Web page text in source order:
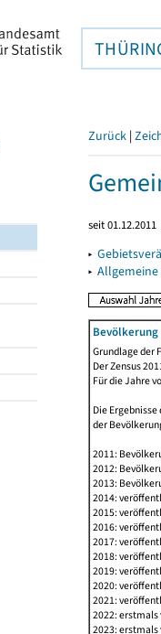
Zurück |
seit 01.12.2011
▸
▸
Grundlage der
Der Zensus
Für die Jahre
Die
der
2011:
2012:
2013:
2014:
2015:
2016:
2017:
2018:
2019:
2020:
2021:
2022:
2023: